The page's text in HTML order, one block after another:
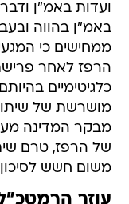
ועדות באמ"ן
באמ"ן בהווה
ממחישים כי
הרפז לאחר
כלגיטימיים
מושרשת של
מבקר המדינה
של הרפז, טרם
משום חשש